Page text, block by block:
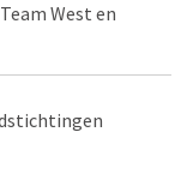
West en